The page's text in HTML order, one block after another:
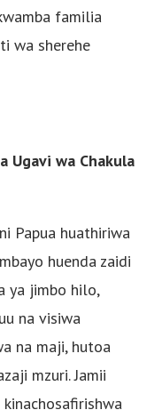
familia
wa sherehe
Ugavi wa Chakula
Papua huathiriwa
huenda zaidi
ya jimbo hilo,
na visiwa
na maji, hutoa
mzuri. Jamii